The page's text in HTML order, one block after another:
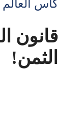
كأس العالم لكرة
قانون
الثمن!